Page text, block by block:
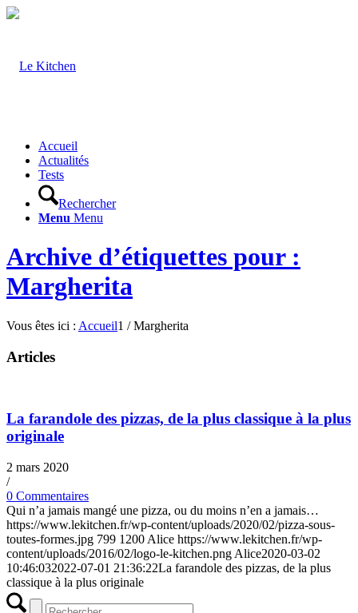
Accueil
Actualités
Tests
Rechercher
Menu Menu
Archive d’étiquettes pour :
Margherita
Vous êtes ici : Accueil1 / Margherita
Articles
La farandole des pizzas, de la plus classique à la plus
originale
2 mars 2020
/
0 Commentaires
Qui n’a jamais mangé une pizza, ou du moins n’en a jamais…
https://www.lekitchen.fr/wp-content/uploads/2020/02/pizza-sous-
toutes-formes.jpg 799 1200 Alice https://www.lekitchen.fr/wp-
content/uploads/2016/02/logo-le-kitchen.png Alice2020-03-02
10:46:032022-07-01 21:36:22La farandole des pizzas, de la plus
classique à la plus originale